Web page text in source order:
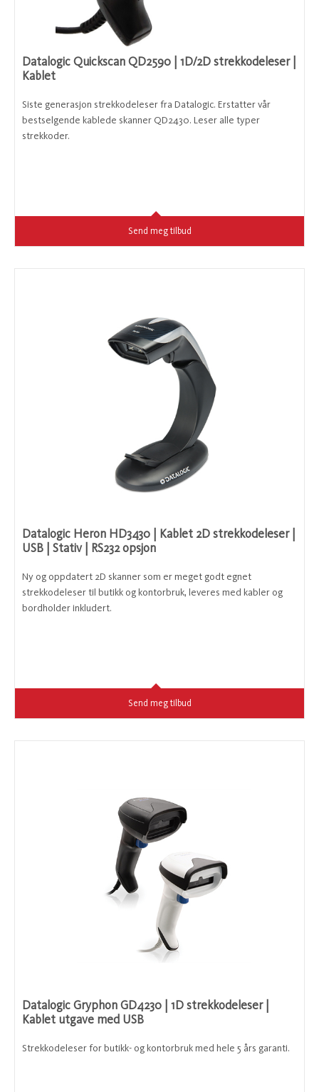
Datalogic Quickscan QD2590 | 1D/2D strekkodeleser |
Kablet
Siste generasjon strekkodeleser fra Datalogic. Erstatter vår
bestselgende kablede skanner QD2430. Leser alle typer
strekkoder.
Send meg tilbud
Datalogic Heron HD3430 | Kablet 2D strekkodeleser |
USB | Stativ | RS232 opsjon
Ny og oppdatert 2D skanner som er meget godt egnet
strekkodeleser til butikk og kontorbruk, leveres med kabler og
bordholder inkludert.
Send meg tilbud
Datalogic Gryphon GD4230 | 1D strekkodeleser |
Kablet utgave med USB
Strekkodeleser for butikk- og kontorbruk med hele 5 års garanti.